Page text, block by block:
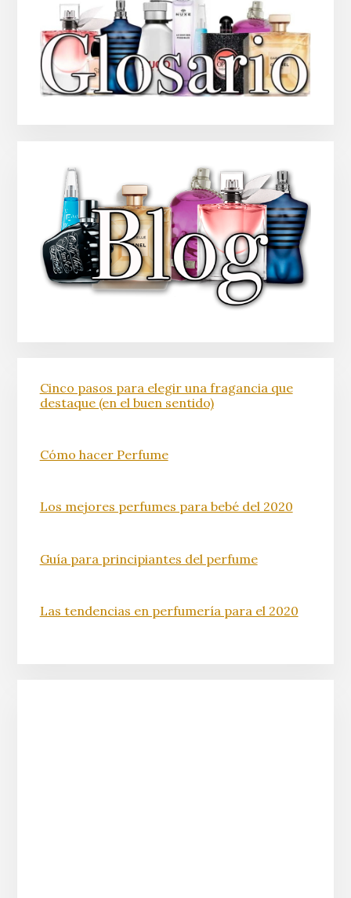
Cinco pasos para elegir una fragancia que
destaque (en el buen sentido)
Cómo hacer Perfume
Los mejores perfumes para bebé del 2020
Guía para principiantes del perfume
Las tendencias en perfumería para el 2020